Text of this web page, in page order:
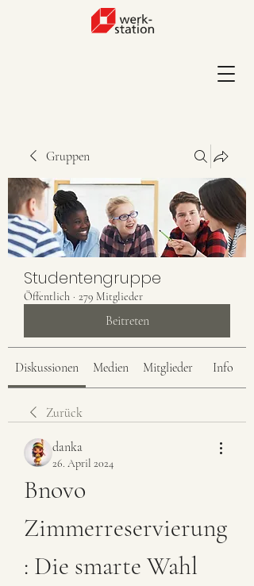
Gruppen
Studentengruppe
Öffentlich · 279 Mitglieder
Beitreten
Diskussionen Medien Mitglieder Info
Zurück
danka
26. April 2024
Bnovo
Zimmerreservierung
: Die smarte Wahl